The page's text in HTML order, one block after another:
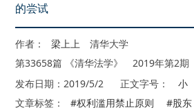
的尝试
作者： 梁上上 清华大学
第33658篇 《清华法学》 2019年第2期
发布日期：2019/5/2
正文字号： 小
文章标签： #权利滥用禁止原则 #股东